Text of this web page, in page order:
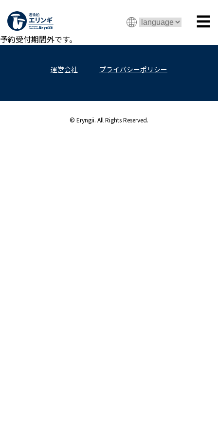
☰
予約受付期間外です。
運営会社 プライバシーポリシー
© Eryngii. All Rights Reserved.